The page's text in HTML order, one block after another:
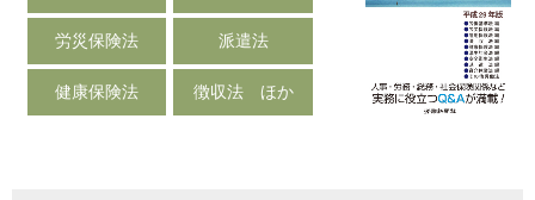
労災保険法 派遣法
健康保険法 徴収法 ほか